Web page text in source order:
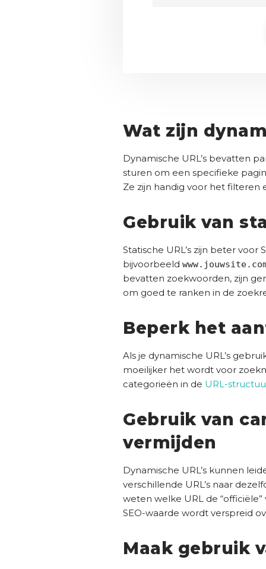
Wat zijn
Dynamische URL’s bevatten
sturen om een specifieke
Ze zijn handig voor het filteren
Gebruik van
Statische URL’s zijn beter
bijvoorbeeld
bevatten zoekwoorden, zijn
om goed te ranken in de
Beperk het
Als je dynamische URL’s
moeilijker het wordt voor
categorieën in de URL-
Gebruik van
vermijden
Dynamische URL’s kunnen
verschillende URL’s naar
weten welke URL de
SEO-waarde wordt verspreid
Maak gebruik